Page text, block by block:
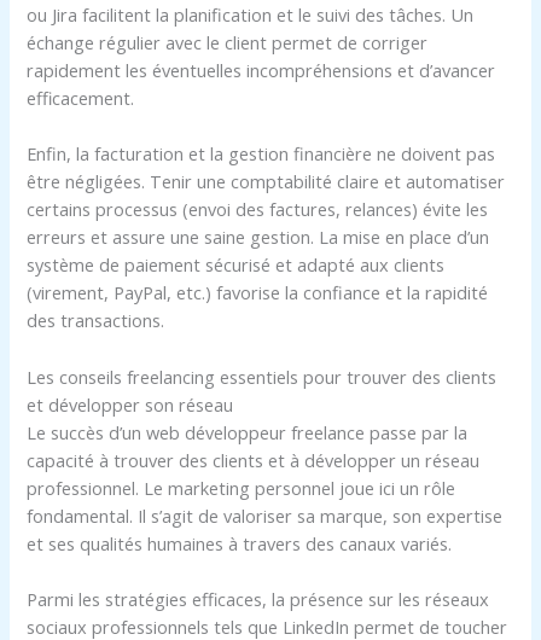
ou Jira facilitent la planification et le suivi des tâches. Un
échange régulier avec le client permet de corriger
rapidement les éventuelles incompréhensions et d’avancer
efficacement.
Enfin, la facturation et la gestion financière ne doivent pas
être négligées. Tenir une comptabilité claire et automatiser
certains processus (envoi des factures, relances) évite les
erreurs et assure une saine gestion. La mise en place d’un
système de paiement sécurisé et adapté aux clients
(virement, PayPal, etc.) favorise la confiance et la rapidité
des transactions.
Les conseils freelancing essentiels pour trouver des clients
et développer son réseau
Le succès d’un web développeur freelance passe par la
capacité à trouver des clients et à développer un réseau
professionnel. Le marketing personnel joue ici un rôle
fondamental. Il s’agit de valoriser sa marque, son expertise
et ses qualités humaines à travers des canaux variés.
Parmi les stratégies efficaces, la présence sur les réseaux
sociaux professionnels tels que LinkedIn permet de toucher